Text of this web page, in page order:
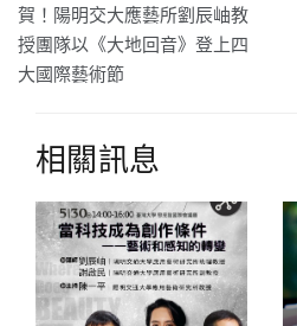
章
導
覽
賀！陽明交大應藝所劉辰岫教
授團隊以《大地回音》登上四
大國際藝術節
相關訊息